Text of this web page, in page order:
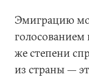
Эмиграцию
же степени
из страны —